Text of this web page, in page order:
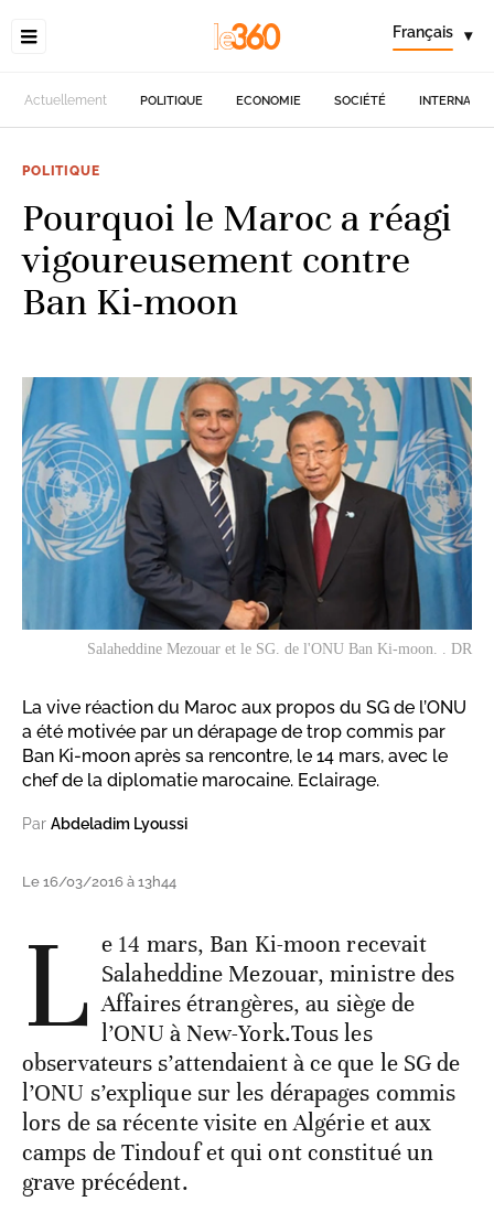
Français ▾
Actuellement POLITIQUE ECONOMIE SOCIÉTÉ
POLITIQUE
Pourquoi le Maroc a réagi
vigoureusement contre
Ban Ki-moon
Salaheddine Mezouar et le SG. de l'ONU Ban Ki-moon. . DR
La vive réaction du Maroc aux propos du SG de l’ONU
a été motivée par un dérapage de trop commis par
Ban Ki-moon après sa rencontre, le 14 mars, avec le
chef de la diplomatie marocaine. Eclairage.
Par Abdeladim Lyoussi
Le 16/03/2016 à 13h44
L e 14 mars, Ban Ki-moon recevait
Salaheddine Mezouar, ministre des
Affaires étrangères, au siège de
l’ONU à New-York.Tous les
observateurs s’attendaient à ce que le SG de
l’ONU s’explique sur les dérapages commis
lors de sa récente visite en Algérie et aux
camps de Tindouf et qui ont constitué un
grave précédent.